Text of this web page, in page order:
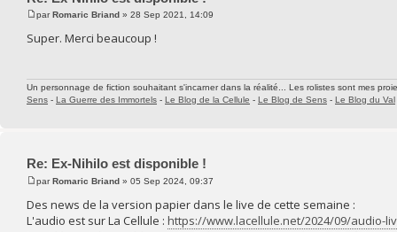
parRomaric Briand » 28 Sep 2021, 14:09
Super. Merci beaucoup !
Un personnage de fiction souhaitant s'incarner dans la réalité... Les rolistes sont mes
Sens - La Guerre des Immortels - Le Blog de la Cellule - Le Blog de Sens - Le Blog du Val
Re: Ex-Nihilo est disponible !
parRomaric Briand » 05 Sep 2024, 09:37
Des news de la version papier dans le live de cette semaine :
L'audio est sur La Cellule : https://www.lacellule.net/2024/09/audio-